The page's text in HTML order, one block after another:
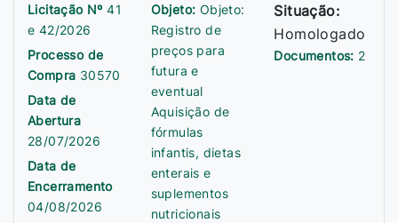
Licitação Nº41
e 42/2026
Processo de
Compra 30570
Data de
Abertura
28/07/2026
Data de
Encerramento
04/08/2026
Objeto: Objeto:
Registro de
preços para
futura e
eventual
Aquisição de
fórmulas
infantis, dietas
enterais e
suplementos
nutricionais
Situação:
Homologado
Documentos: 2